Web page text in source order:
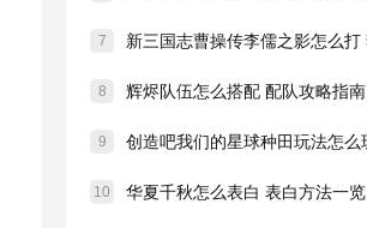
7
8 辉烬队伍怎么搭配 配队攻略指南
9
10 华夏千秋怎么表白 表白方法一览